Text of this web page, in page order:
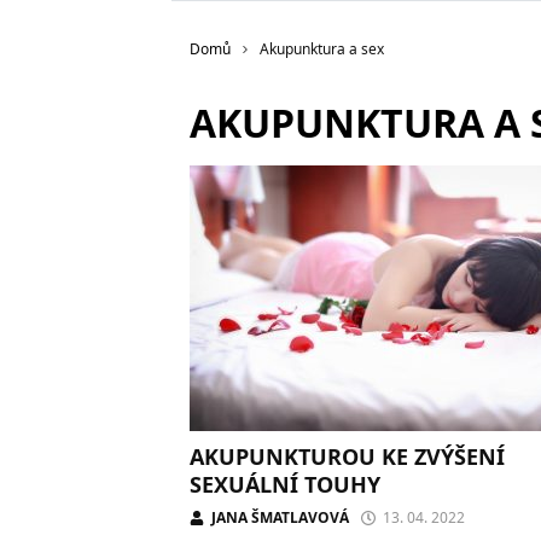
Domů Akupunktura a sex
AKUPUNKTURA A
AKUPUNKTUROU KE ZVÝŠENÍ
SEXUÁLNÍ TOUHY
JANA ŠMATLAVOVÁ 13. 04. 2022